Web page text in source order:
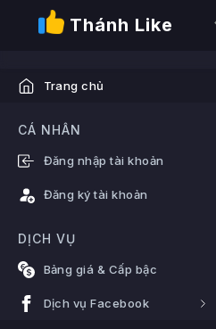
Thánh Like
Trang chủ
CÁ NHÂN
Đăng nhập tài khoản
Đăng ký tài khoản
DỊCH VỤ
Bảng giá & Cấp bậc
Dịch vụ Facebook